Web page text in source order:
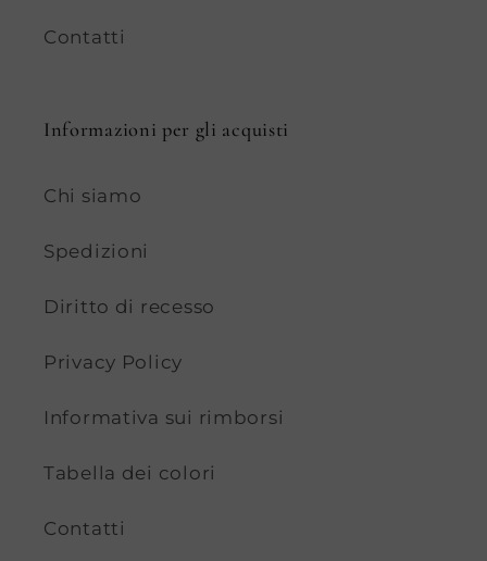
Contatti
Informazioni per gli acquisti
Chi siamo
Spedizioni
Diritto di recesso
Privacy Policy
Informativa sui rimborsi
Tabella dei colori
Contatti